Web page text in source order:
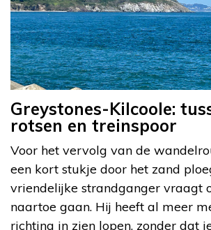
Greystones-Kilcoole:
rotsen en treinspoor
Voor het vervolg van de
een kort stukje door het zand
vriendelijke strandganger vraagt
naartoe gaan. Hij heeft al meer
richting in zien lopen, zonder dat